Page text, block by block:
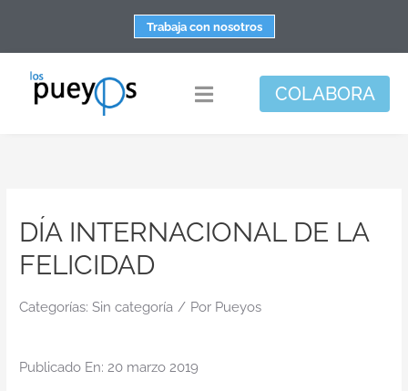
contenido
Trabaja con nosotros
Toggle
Apoyo personal y familiar
Espacio de bienestar
Responsabilidad social
Actualidad
COLABORA
DÍA INTERNACIONAL DE LA
FELICIDAD
Categorías: Sin categoría / Por Pueyos
Publicado En: 20 marzo 2019